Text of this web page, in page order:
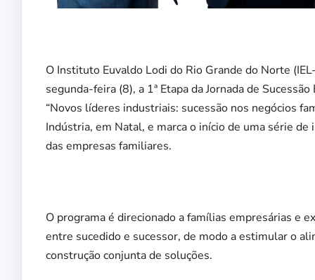
O Instituto Euvaldo Lodi do Rio Grande do Norte
segunda-feira (8), a 1ª Etapa da Jornada de
“Novos líderes industriais: sucessão nos negócios
Indústria, em Natal, e marca o início de uma série
das empresas familiares.
O programa é direcionado a famílias empresárias e
entre sucedido e sucessor, de modo a estimular o
construção conjunta de soluções.